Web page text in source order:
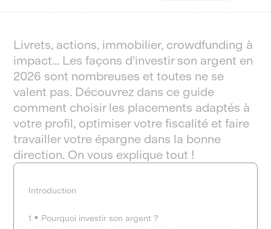
Livrets, actions, immobilier, crowdfunding à
impact… Les façons d'investir son argent en
2026 sont nombreuses et toutes ne se
valent pas. Découvrez dans ce guide
comment choisir les placements adaptés à
votre profil, optimiser votre fiscalité et faire
travailler votre épargne dans la bonne
direction. On vous explique tout !
Introduction
1 Pourquoi investir son argent ?